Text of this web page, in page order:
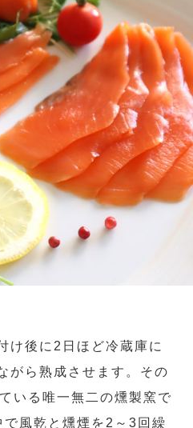
け後に2日ほど冷蔵庫に
がら熟成させます。その
いる唯一無二の燻製窯で
風乾と燻煙を2～3回繰